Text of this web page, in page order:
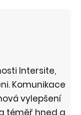
Intersite,
Komunikace
vylepšení